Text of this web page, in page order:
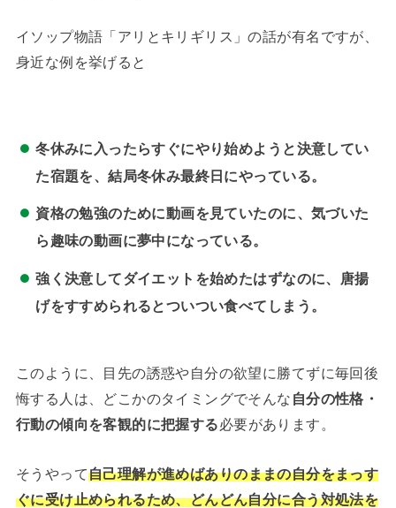
イソップ物語「アリとキリギリス」の話が有名ですが、
身近な例を挙げると
冬休みに入ったらすぐにやり始めようと決意してい
た宿題を、結局冬休み最終日にやっている。
資格の勉強のために動画を見ていたのに、気づいた
ら趣味の動画に夢中になっている。
強く決意してダイエットを始めたはずなのに、唐揚
げをすすめられるとついつい食べてしまう。
このように、目先の誘惑や自分の欲望に勝てずに毎回後
悔する人は、どこかのタイミングでそんな 自分の性格・
行動の傾向を客観的に把握する必要があります。
そうやって自己理解が進めばありのままの自分をまっす
ぐに受け止められるため、どんどん自分に合う対処法を